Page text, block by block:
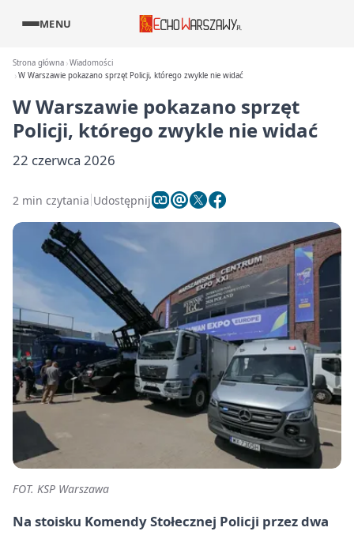
MENU
Strona główna Wiadomości
W Warszawie pokazano sprzęt Policji, którego zwykle nie widać
W Warszawie pokazano sprzęt
Policji, którego zwykle nie widać
22 czerwca 2026
2 min czytania Udostępnij
FOT. KSP Warszawa
Na stoisku Komendy Stołecznej Policji przez dwa